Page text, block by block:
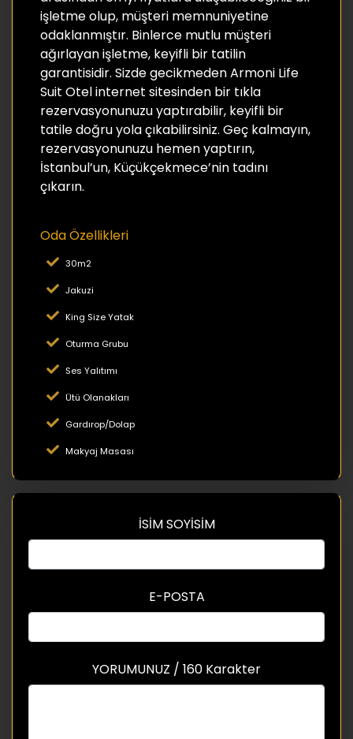
işletme olup, müşteri memnuniyetine
odaklanmıştır. Binlerce mutlu müşteri
ağırlayan işletme, keyifli bir tatilin
garantisidir. Sizde gecikmeden Armoni Life
Suit Otel internet sitesinden bir tıkla
rezervasyonunuzu yaptırabilir, keyifli bir
tatile doğru yola çıkabilirsiniz. Geç kalmayın,
rezervasyonunuzu hemen yaptırın,
İstanbul’un, Küçükçekmece’nin tadını
çıkarın.
Oda Özellikleri
30m2
Jakuzi
King Size Yatak
Oturma Grubu
Ses Yalıtımı
Ütü Olanakları
Gardırop/Dolap
Makyaj Masası
İSİM SOYİSİM
E-POSTA
YORUMUNUZ / 160 Karakter